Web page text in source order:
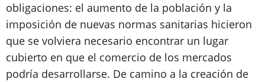
obligaciones: el aumento de la población y la
imposición de nuevas normas sanitarias hicieron
que se volviera necesario encontrar un lugar
cubierto en que el comercio de los mercados
podría desarrollarse. De camino a la creación de